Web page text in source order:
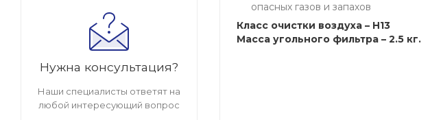
опасных газов и запахов
Класс очистки воздуха – H13
Масса угольного фильтра – 2.5 кг.
Нужна консультация?
Наши специалисты ответят на
любой интересующий вопрос